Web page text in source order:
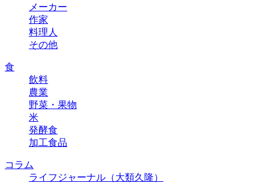
メーカー
作家
料理人
その他
食
飲料
農業
野菜・果物
米
発酵食
加工食品
コラム
ライフジャーナル（大類久隆）